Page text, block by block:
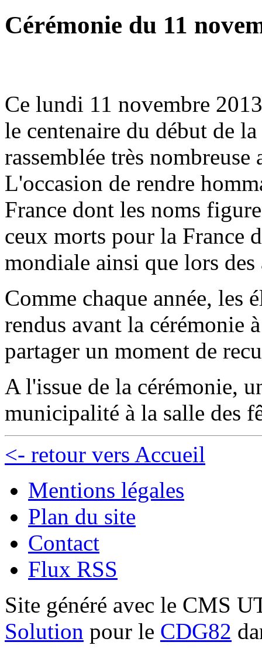
Cérémonie du 11
Ce lundi 11 novembre
le centenaire du début de
rassemblée très
L'occasion de rendre
France dont les noms
ceux morts pour la France
mondiale ainsi que lors
Comme chaque année, les
rendus avant la cérémonie
partager un moment de
A l'issue de la cérémonie,
municipalité à la salle des
<- retour vers Accueil
Mentions légales
Plan du site
Contact
Flux RSS
Site généré avec le CMS
Solution pour le CDG82